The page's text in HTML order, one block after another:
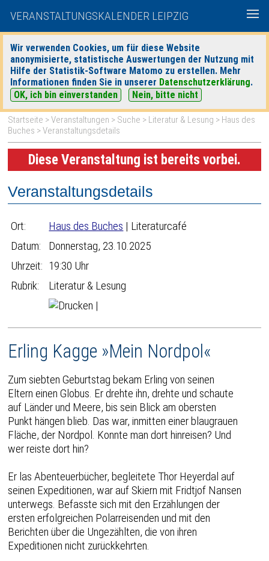
VERANSTALTUNGSKALENDER LEIPZIG
Wir verwenden Cookies, um für diese Website
anonymisierte, statistische Auswertungen der Nutzung mit
Hilfe der Statistik-Software Matomo zu erstellen. Mehr
Informationen finden Sie in unserer Datenschutzerklärung.
OK, ich bin einverstanden
Nein, bitte nicht
heute|morgen| Detaillierte Suche
Startseite >Veranstaltungen > Suche > Literatur & Lesung > Haus des
Buches > Veranstaltungsdetails
Diese Veranstaltung ist bereits vorbei.
Veranstaltungsdetails
Ort: Haus des Buches | Literaturcafé
Datum:
Donnerstag, 23.10.2025
Uhrzeit: 19:30 Uhr
Rubrik:
Literatur & Lesung
|
Erling Kagge »Mein Nordpol«
Zum siebten Geburtstag bekam Erling von seinen
Eltern einen Globus. Er drehte ihn, drehte und schaute
auf Länder und Meere, bis sein Blick am obersten
Punkt hängen blieb. Das war, inmitten einer blaugrauen
Fläche, der Nordpol. Konnte man dort hinreisen? Und
wer reiste dort hin?
Er las Abenteuerbücher, begleitete Thor Heyerdal auf
seinen Expeditionen, war auf Skiern mit Fridtjof Nansen
unterwegs. Befasste sich mit den Erzählungen der
ersten erfolgreichen Polarreisenden und mit den
Berichten über die Ungezählten, die von ihren
Expeditionen nicht zurückkehrten.